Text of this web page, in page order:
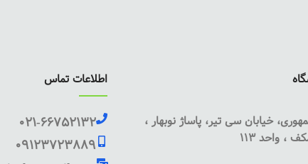
خیابان سی تیر، پاساژ نوبهار ،
، واحد 113
اطلاعات تماس
021-66752132
09123723889